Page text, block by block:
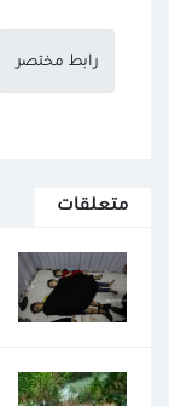
رابط مختصر
متعلقات